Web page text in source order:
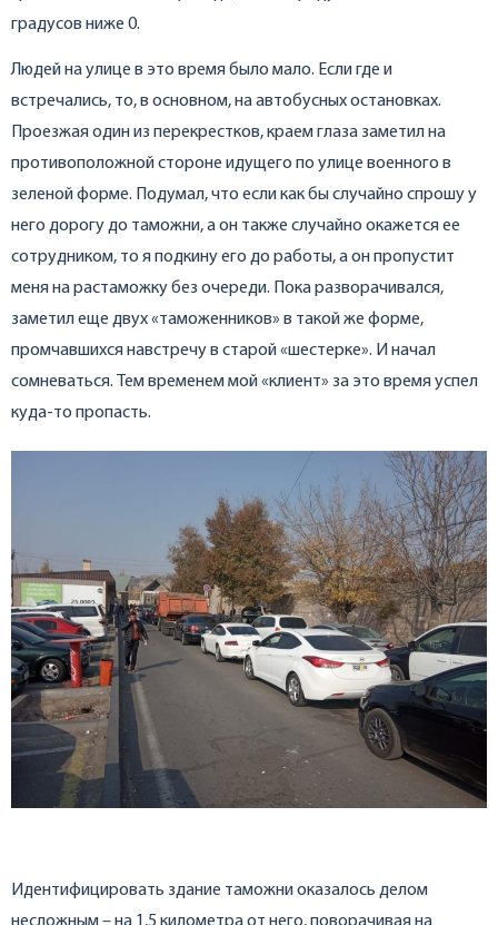
градусов ниже 0.
Людей на улице в это время было мало. Если где и
встречались, то, в основном, на автобусных остановках.
Проезжая один из перекрестков, краем глаза заметил на
противоположной стороне идущего по улице военного в
зеленой форме. Подумал, что если как бы случайно спрошу у
него дорогу до таможни, а он также случайно окажется ее
сотрудником, то я подкину его до работы, а он пропустит
меня на растаможку без очереди. Пока разворачивался,
заметил еще двух «таможенников» в такой же форме,
промчавшихся навстречу в старой «шестерке». И начал
сомневаться. Тем временем мой «клиент» за это время успел
куда-то пропасть.
Идентифицировать здание таможни оказалось делом